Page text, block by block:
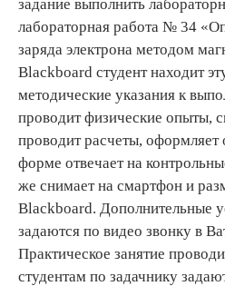
задание выполнить
лабораторная работа № 34
заряда электрона методом
Blackboard студент находит
методические указания к
проводит физические опыты,
проводит расчеты, оформляет
форме отвечает на
же снимает на смартфон и
Blackboard. Дополнительные
задаются по видео звонку в
Практическое занятие
студентам по задачнику